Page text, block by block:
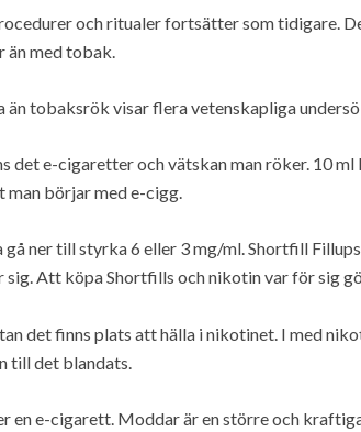
och ritualer fortsätter som tidigare.
än med tobak.
tobaksrök visar flera vetenskapliga
e-cigaretter och vätskan man röker. 10 ml
börjar med e-cigg.
gå ner till styrka 6 eller 3 mg/ml. Shortfill
sig. Att köpa Shortfills och nikotin var för sig
det finns plats att hälla i nikotinet. I med
till det blandats.
en e-cigarett. Moddar är en större och